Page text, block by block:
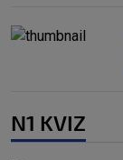
N1 KVIZ